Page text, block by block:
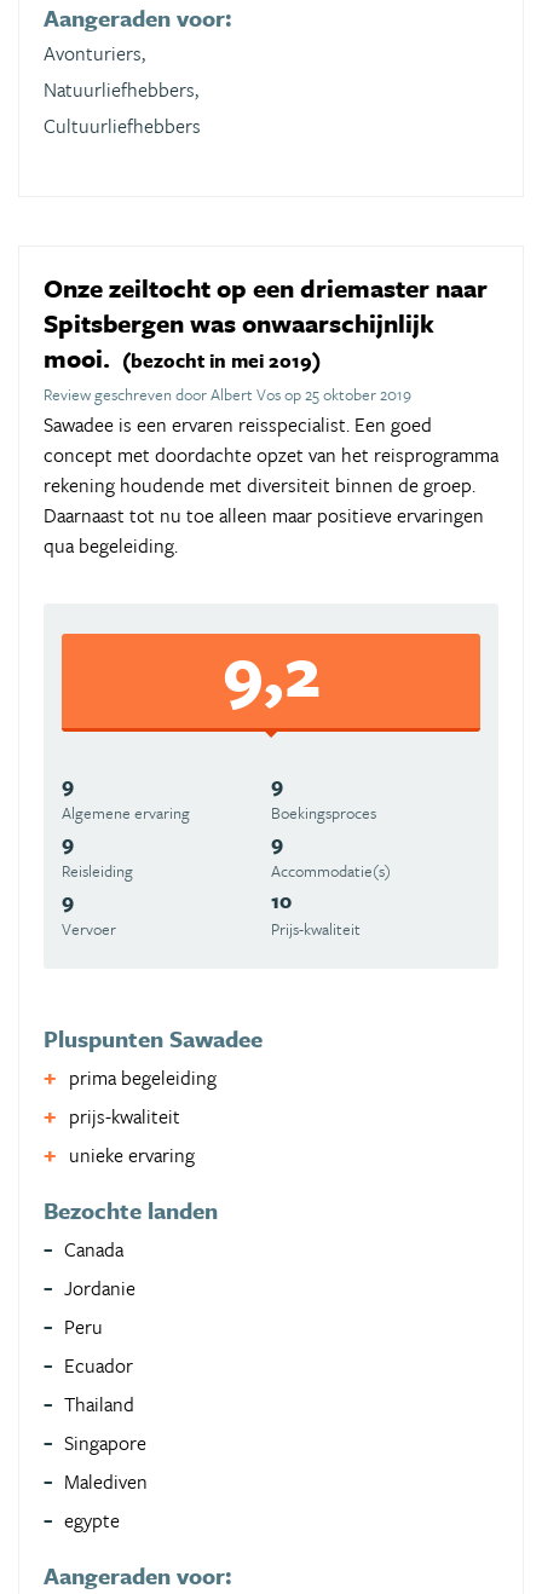
Aangeraden voor:
Avonturiers,
Natuurliefhebbers,
Cultuurliefhebbers
Onze zeiltocht op een driemaster naar
Spitsbergen was onwaarschijnlijk
mooi. (bezocht in mei 2019)
Review geschreven door Albert Vos op 25 oktober 2019
Sawadee is een ervaren reisspecialist. Een goed
concept met doordachte opzet van het reisprogramma
rekening houdende met diversiteit binnen de groep.
Daarnaast tot nu toe alleen maar positieve ervaringen
qua begeleiding.
9,2
9
Algemene ervaring
9
Boekingsproces
9
Reisleiding
9
Accommodatie(s)
9
Vervoer
10
Prijs-kwaliteit
Pluspunten Sawadee
prima begeleiding
prijs-kwaliteit
unieke ervaring
Bezochte landen
Canada
Jordanie
Peru
Ecuador
Thailand
Singapore
Malediven
egypte
Aangeraden voor: